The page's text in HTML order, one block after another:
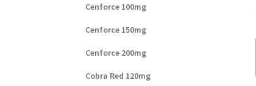
Cenforce 100mg
Cenforce 150mg
Cenforce 200mg
Cobra Red 120mg